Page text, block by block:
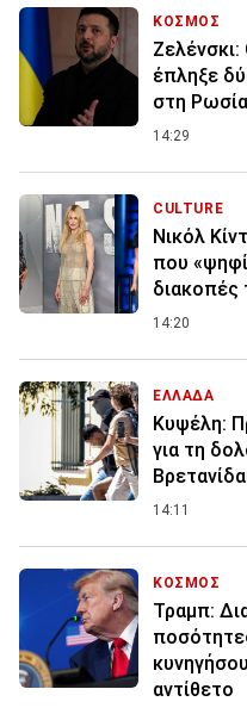
ΚΟΣΜΟΣ
έπληξε
στη Ρωσία
14:29
CULTURE
Νικόλ
που
διακοπές
14:20
ΕΛΛΑΔΑ
Κυψέλη:
για τη
14:11
ΚΟΣΜΟΣ
Τραμπ:
αντίθετο